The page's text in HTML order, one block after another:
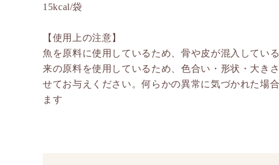
15kcal/袋
【使用上の注意】
魚を原料に使用しているため、骨や皮が混入してい
来の原料を使用しているため、色合い・形状・大き
せてお与えください。何らかの異常に気づかれた場
ます